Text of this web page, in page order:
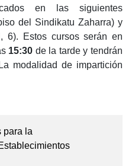
en las siguientes
del Sindikatu Zaharra) y
6). Estos cursos serán en
15:30 de la tarde y tendrán
modalidad de impartición
para la